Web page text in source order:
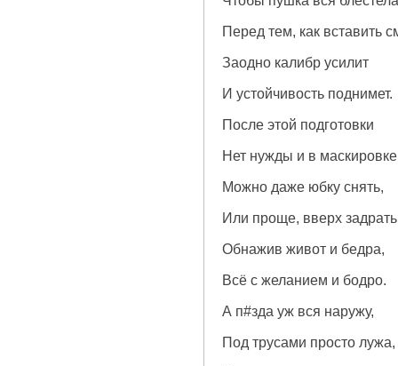
Перед тем, как вставить
Заодно калибр усилит
И устойчивость поднимет.
После этой подготовки
Нет нужды и в
Можно даже юбку снять,
Или проще, вверх
Обнажив живот и бедра,
Всё с желанием и бодро.
А п#зда уж вся наружу,
Под трусами просто лужа,